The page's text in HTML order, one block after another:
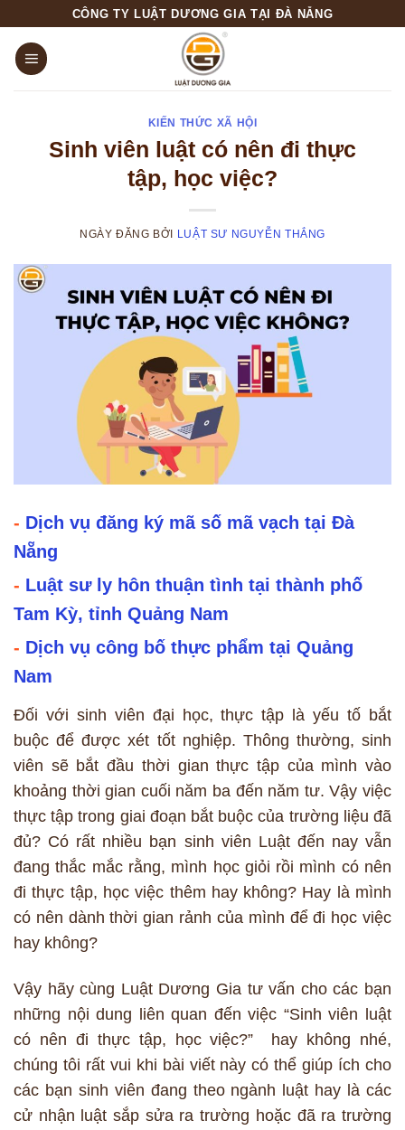
content
CÔNG TY LUẬT DƯƠNG GIA TẠI ĐÀ NẴNG
KIẾN THỨC XÃ HỘI
Sinh viên luật có nên đi thực
tập, học việc?
NGÀY ĐĂNG BỞI LUẬT SƯ NGUYỄN THẮNG
- Dịch vụ đăng ký mã số mã vạch tại Đà
Nẵng
- Luật sư ly hôn thuận tình tại thành phố
Tam Kỳ, tỉnh Quảng Nam
- Dịch vụ công bố thực phẩm tại Quảng
Nam
Đối với sinh viên đại học, thực tập là yếu tố bắt
buộc để được xét tốt nghiệp. Thông thường, sinh
viên sẽ bắt đầu thời gian thực tập của mình vào
khoảng thời gian cuối năm ba đến năm tư. Vậy việc
thực tập trong giai đoạn bắt buộc của trường liệu đã
đủ? Có rất nhiều bạn sinh viên Luật đến nay vẫn
đang thắc mắc rằng, mình học giỏi rồi mình có nên
đi thực tập, học việc thêm hay không? Hay là mình
có nên dành thời gian rảnh của mình để đi học việc
hay không?
Vậy hãy cùng Luật Dương Gia tư vấn cho các bạn
những nội dung liên quan đến việc “Sinh viên luật
có nên đi thực tập, học việc?” hay không nhé,
chúng tôi rất vui khi bài viết này có thể giúp ích cho
các bạn sinh viên đang theo ngành luật hay là các
cử nhận luật sắp sửa ra trường hoặc đã ra trường